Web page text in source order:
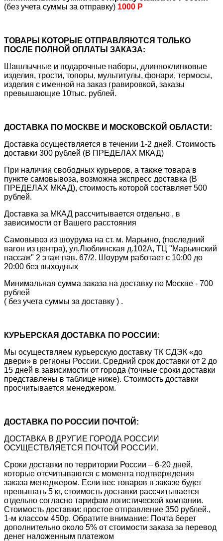
(без учета суммы за отправку) 1000 Р
ТОВАРЫ КОТОРЫЕ ОТПРАВЛЯЮТСЯ ТОЛЬКО
ПОСЛЕ ПОЛНОЙ ОПЛАТЫ ЗАКАЗА:
Шашлычные и подарочные наборы, длинноклинковые
изделия, трости, топоры, мультитулы, фонари, термосы,
изделия с именной на заказ гравировкой, заказы
превышающие 10тыс. рублей.
ДОСТАВКА ПО МОСКВЕ И МОСКОВСКОЙ ОБЛАСТИ:
Доставка осуществляется в течении 1-2 дней. Стоимость
доставки 300 рублей (В ПРЕДЕЛАХ МКАД)
При наличии свободных курьеров, а также товара в
пункте самовывоза, возможна экспресс доставка (В
ПРЕДЕЛАХ МКАД), стоимость которой составляет 500
рублей.
Доставка за МКАД рассчитывается отдельно , в
зависимости от Вашего расстояния
Самовывоз из шоурума на ст. м. Марьино, (последний
вагон из центра), ул.Люблинская д.102А, ТЦ "Марьинский
пассаж" 2 этаж пав. 67/2. Шоурум работает с 10:00 до
20:00 без выходных
Минимальная сумма заказа на доставку по Москве - 700
рублей
( без учета суммы за доставку ) .
КУРЬЕРСКАЯ ДОСТАВКА ПО РОССИИ:
Мы осуществляем курьерскую доставку ТК СДЭК «до
двери» в регионы России. Средний срок доставки от 2 до
15 дней в зависимости от города (точные сроки доставки
представлены в таблице ниже). Стоимость доставки
просчитывается менеджером.
ДОСТАВКА ПО РОССИИ ПОЧТОЙ:
ДОСТАВКА В ДРУГИЕ ГОРОДА РОССИИ
ОСУЩЕСТВЛЯЕТСЯ ПОЧТОЙ РОССИИ.
Сроки доставки по территории России – 6-20 дней,
которые отсчитываются с момента подтверждения
заказа менеджером. Если вес товаров в заказе будет
превышать 5 кг, стоимость доставки рассчитывается
отдельно согласно тарифам логистической компании.
Стоимость доставки: простое отправление 350 рублей.,
1-м классом 450р. Обратите внимание: Почта берет
дополнительно около 5% от стоимости заказа за перевод
денег наложенным платежом